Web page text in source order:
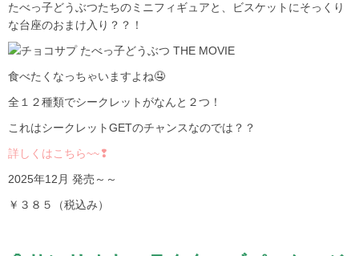
たべっ子どうぶつたちのミニフィギュアと、ビスケットにそっくり
な台座のおまけ入り？？！
食べたくなっちゃいますよね🤤
全１２種類でシークレットがなんと２つ！
これはシークレットGETのチャンスなのでは？？
詳しくはこちら~~❢
2025年12月 発売～～
￥３８５（税込み）